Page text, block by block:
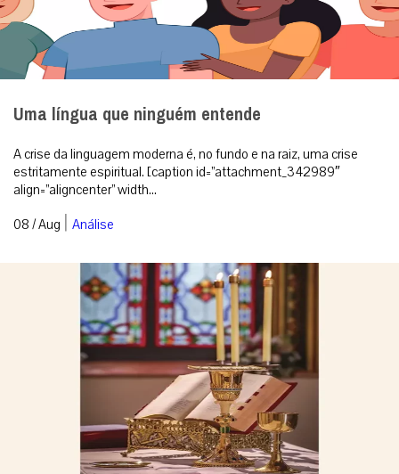
Uma língua que ninguém entende
A crise da linguagem moderna é, no fundo e na raiz, uma crise
estritamente espiritual. [caption id=”attachment_342989″
align=”aligncenter” width...
08 / Aug | Análise